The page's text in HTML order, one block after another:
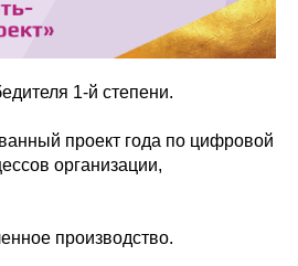
1-й степени.
проект года по цифровой
организации,
производство.